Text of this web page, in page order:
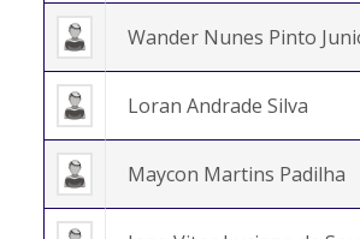
Wander Nunes Pinto
Loran Andrade Silva
Maycon Martins Padilha